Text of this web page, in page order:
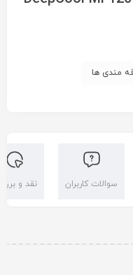
مندی ها
سوالات کاربران نقد و